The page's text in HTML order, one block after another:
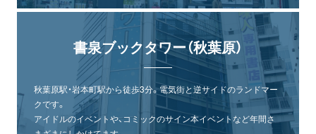
書泉ブックタワー（秋葉原）
秋葉原駅・岩本町駅から徒歩3分。電気街と逆サイドのランドマー
クです。
アイドルのイベントや、コミックのサイン本イベントなど年間さ